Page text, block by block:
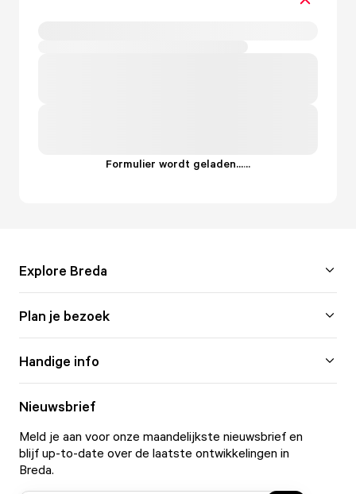
Formulier wordt geladen......
Explore Breda
Plan je bezoek
Handige info
Nieuwsbrief
Meld je aan voor onze maandelijkste nieuwsbrief en
blijf up-to-date over de laatste ontwikkelingen in
Breda.